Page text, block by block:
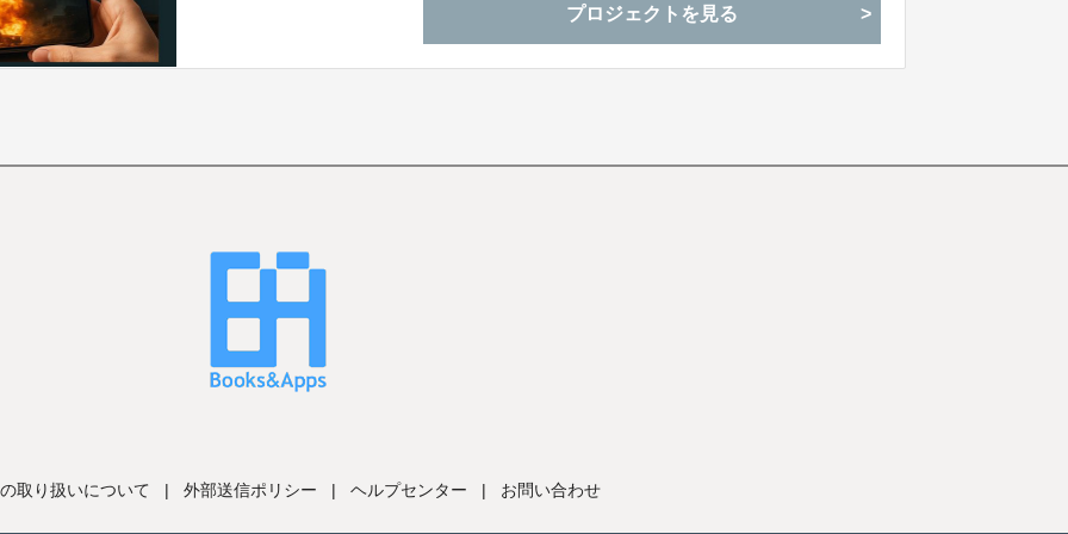
プロジェクトを見る
取り扱いについて | 外部送信ポリシー | ヘルプセンター | お問い合わせ